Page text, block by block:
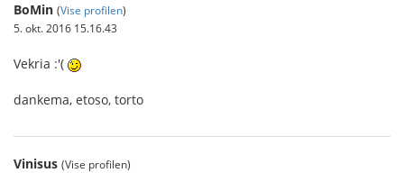
BoMin (Vise profilen)
5. okt. 2016 15.16.43
Vekria :'(
dankema, etoso, torto
Vinisus (Vise profilen)